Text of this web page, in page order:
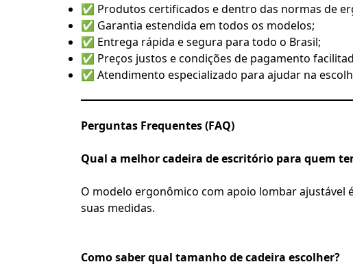
✅ Produtos certificados e dentro das normas de
✅ Garantia estendida em todos os modelos;
✅ Entrega rápida e segura para todo o Brasil;
✅ Preços justos e condições de pagamento
✅ Atendimento especializado para ajudar na
Perguntas Frequentes (FAQ)
Qual a melhor cadeira de escritório para quem
O modelo ergonômico com apoio lombar ajustável
suas medidas.
Como saber qual tamanho de cadeira escolher?